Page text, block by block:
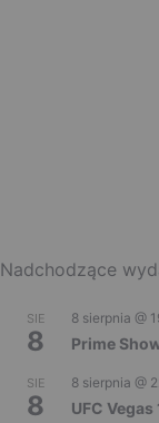
Nadchodzące
SIE
8
8 sierpnia @
Prime
SIE
8
8 sierpnia @
UFC